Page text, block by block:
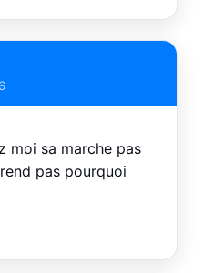
moi sa marche pas
pas pourquoi